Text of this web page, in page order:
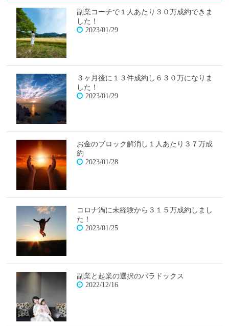
副業コーチで１人あたり３０万成約できま
した！
2023/01/29
３ヶ月後に１３件成約し６３０万になりま
した！
2023/01/29
お金のブロック解消し１人あたり３７万成
約
2023/01/28
コロナ渦に未経験から３１５万成約しまし
た！
2023/01/25
副業と起業の選択のパラドックス
2022/12/16